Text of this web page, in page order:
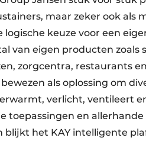
maar zeker ook als
logische keuze voor een
van eigen producten
zorgcentra, restaurants
als oplossing om
verlicht, ventileert
toepassingen en allerhande
blijkt het KAY intelligente